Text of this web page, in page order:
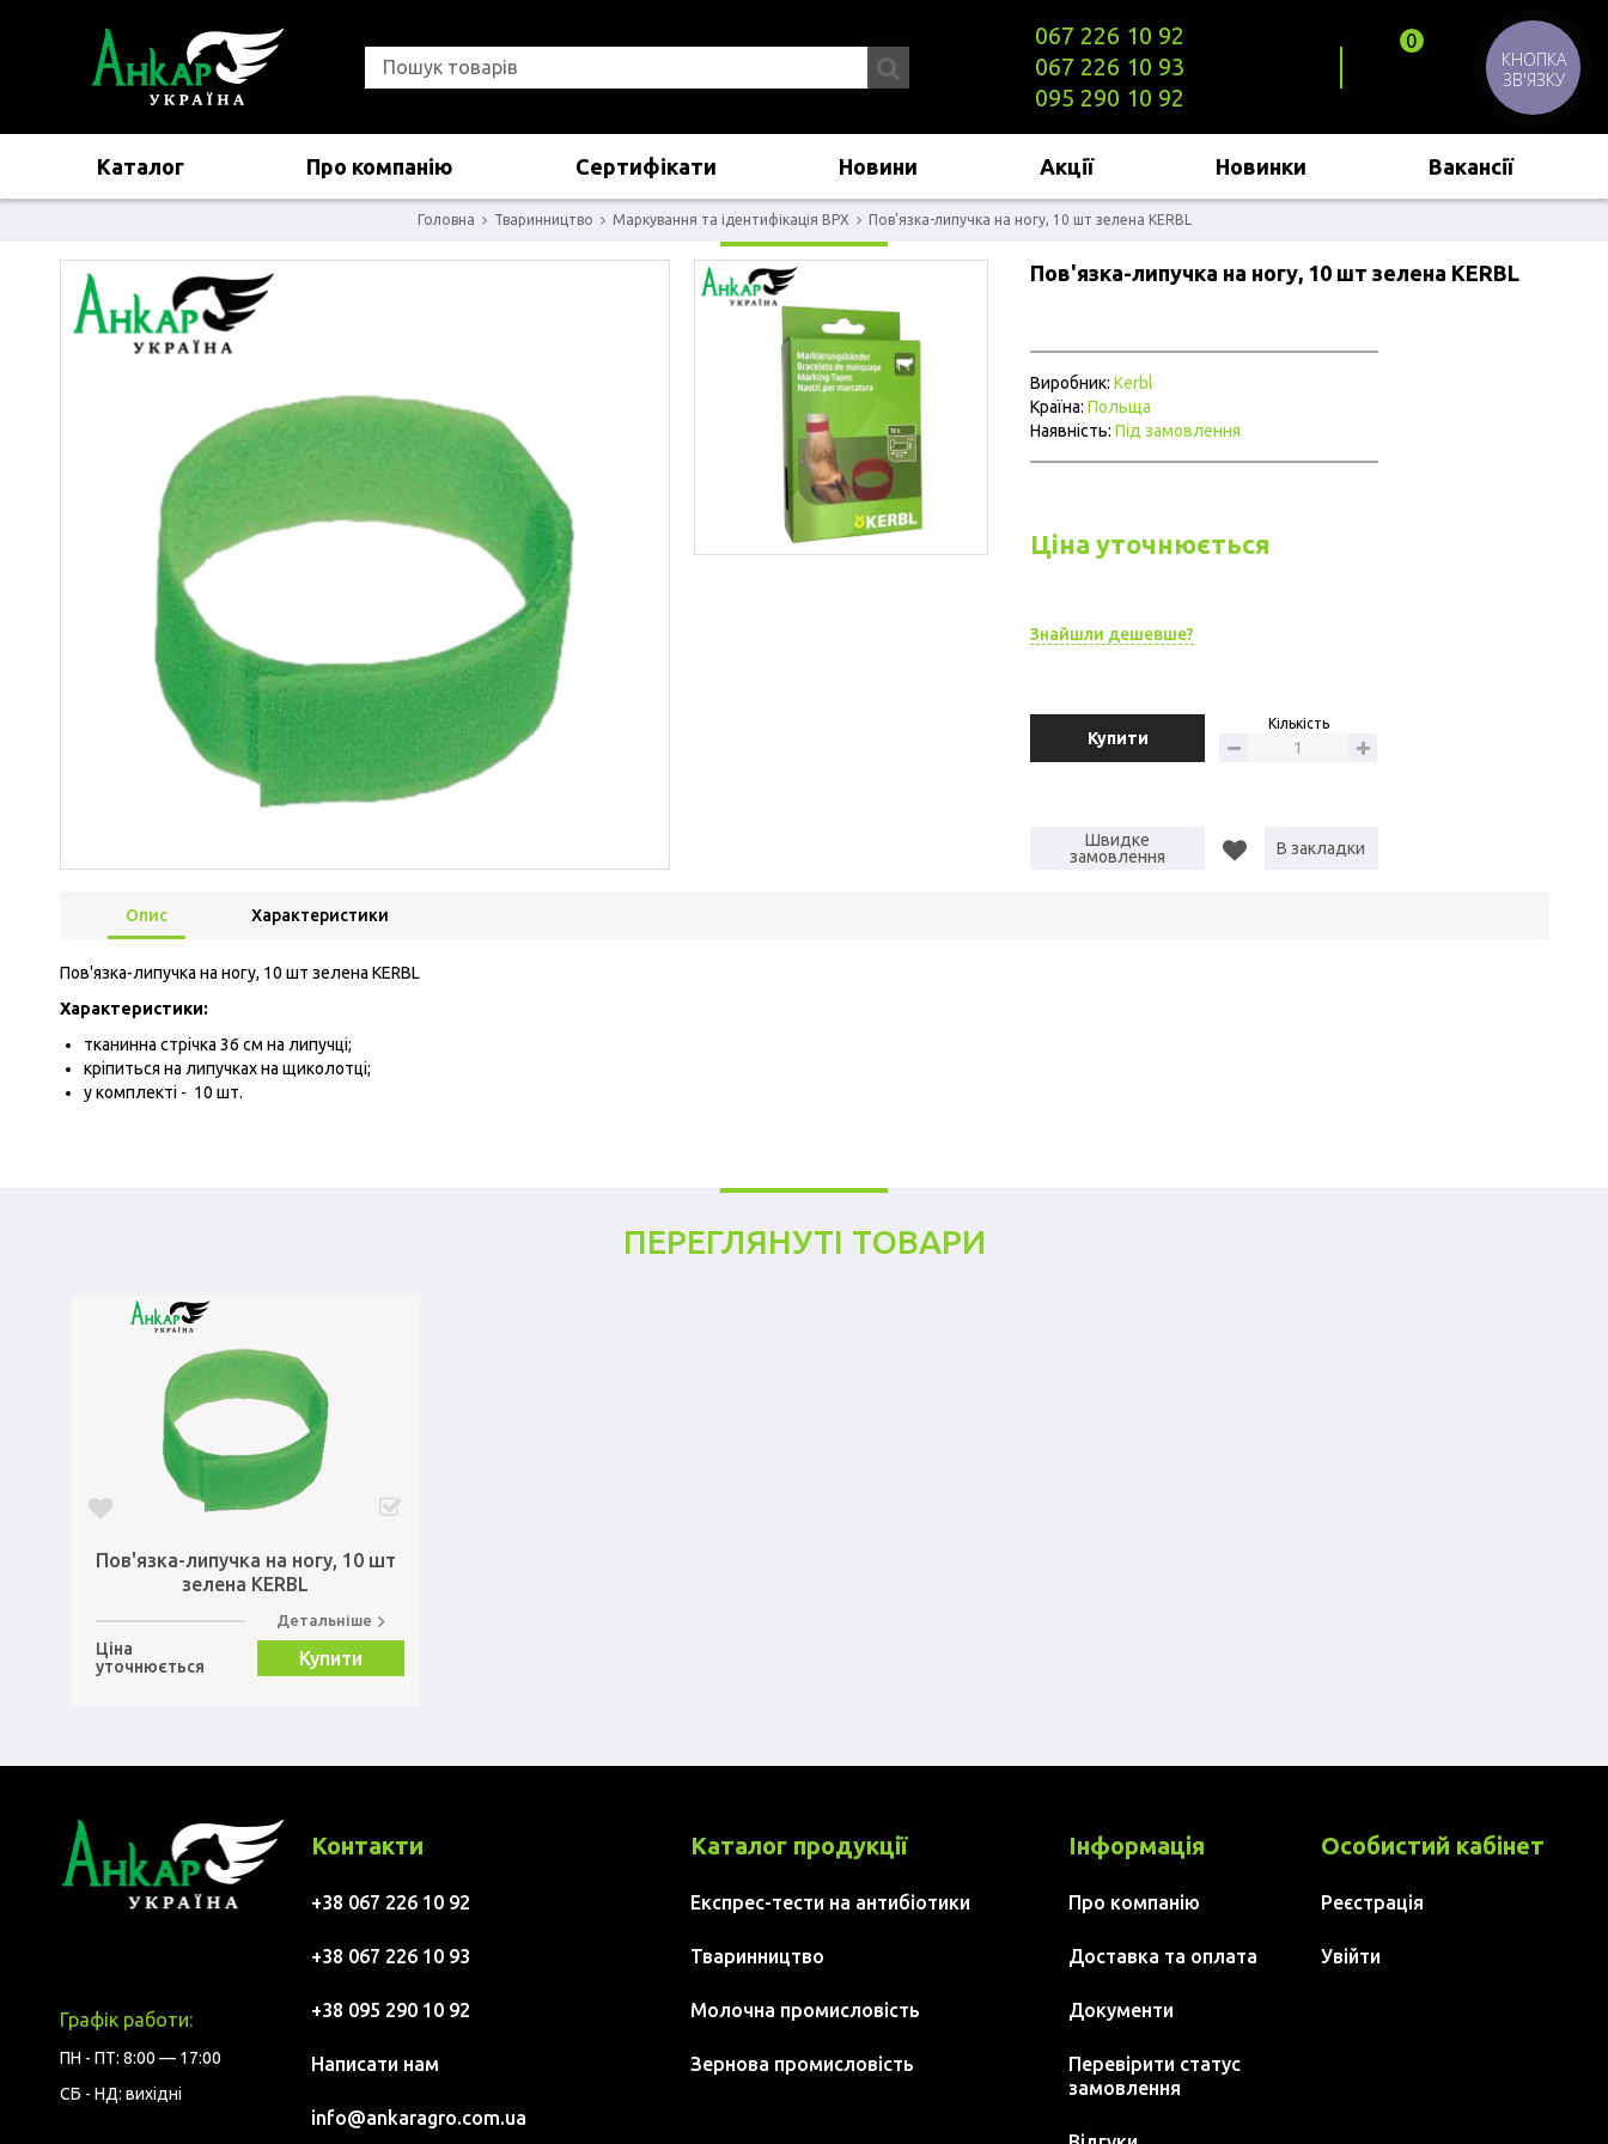
067 226 10 92
067 226 10 93
095 290 10 92
0
Каталог Про компанію Сертифікати Новини Акції Новинки Вакансії
Головна Тваринництво Маркування та ідентифікація ВРХ Пов'язка-липучка на ногу, 10 шт зелена KERBL
Пов'язка-липучка на ногу, 10 шт зелена KERBL
Виробник: Kerbl
Країна: Польща
Наявність: Під замовлення
Ціна уточнюється
Знайшли дешевше?
Купити
Кількість
Швидке
замовлення
В закладки
Опис Характеристики
Пов'язка-липучка на ногу, 10 шт зелена KERBL
Характеристики:
тканинна стрічка 36 см на липучці;
кріпиться на липучках на щиколотці;
у комплекті - 10 шт.
ПЕРЕГЛЯНУТІ ТОВАРИ
Пов'язка-липучка на ногу, 10 шт
зелена KERBL
Ціна
уточнюється
Детальніше
Купити
Графік работи:
ПН - ПТ: 8:00 — 17:00
СБ - НД: вихідні
Контакти
+38 067 226 10 92
+38 067 226 10 93
+38 095 290 10 92
Написати нам
info@ankaragro.com.ua
Каталог продукції
Експрес-тести на антибіотики
Тваринництво
Молочна промисловість
Зернова промисловість
Інформація
Про компанію
Доставка та оплата
Документи
Перевірити статус
замовлення
Особистий кабінет
Реєстрація
Увійти
КНОПКА
ЗВ'ЯЗКУ